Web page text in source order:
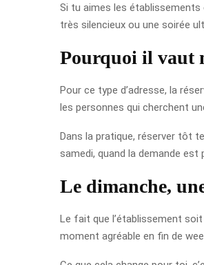
Si tu aimes les établissements
très silencieux ou une soirée
Pourquoi il vaut
Pour ce type d’adresse, la
les personnes qui cherchent
Dans la pratique, réserver tôt
samedi, quand la demande
Le dimanche,
Le fait que l’établissement
moment agréable en fin de